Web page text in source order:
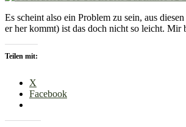
Es scheint also ein Problem zu sein, aus
er her kommt) ist das doch nicht so leicht.
Teilen mit:
X
Facebook